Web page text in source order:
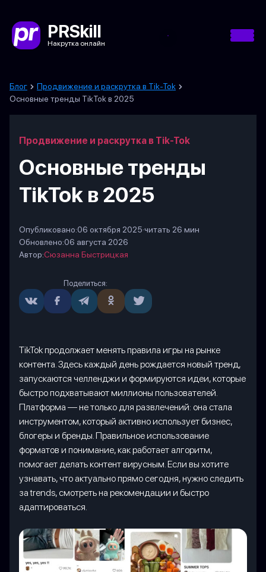
PRSkill
Накрутка онлайн
Блог
Продвижение и раскрутка в Tik-Tok
Основные тренды TikTok в 2025
Продвижение и раскрутка в Tik-Tok
Основные тренды
TikTok в 2025
Опубликовано:06 октября 2025·читать 26 мин
Обновлено:06 августа 2026
Автор:Сюзанна Быстрицкая
Поделиться:
TikTok продолжает менять правила игры на рынке
контента. Здесь каждый день рождается новый тренд,
запускаются челленджи и формируются идеи, которые
быстро подхватывают миллионы пользователей.
Платформа — не только для развлечений: она стала
инструментом, который активно использует бизнес,
блогеры и бренды. Правильное использование
форматов и понимание, как работает алгоритм,
помогает делать контент вирусным. Если вы хотите
узнавать, что актуально прямо сегодня, нужно следить
за trends, смотреть на рекомендации и быстро
адаптироваться.